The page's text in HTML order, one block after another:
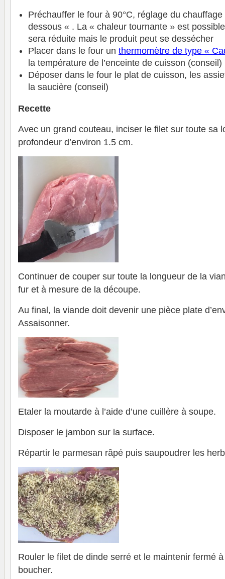
Préchauffer le four à 90°C, réglage du
dessous « . La « chaleur tournante » est
sera réduite mais le produit peut se dessécher
Placer dans le four un thermomètre de type «
la température de l’enceinte de cuisson (conseil)
Déposer dans le four le plat de cuisson, les
la saucière (conseil)
Recette
Avec un grand couteau, inciser le filet sur toute sa
profondeur d’environ 1.5 cm.
Continuer de couper sur toute la longueur de la
fur et à mesure de la découpe.
Au final, la viande doit devenir une pièce plate
Assaisonner.
Etaler la moutarde à l’aide d’une cuillère à soupe.
Disposer le jambon sur la surface.
Répartir le parmesan râpé puis saupoudrer les
Rouler le filet de dinde serré et le maintenir fermé
boucher.